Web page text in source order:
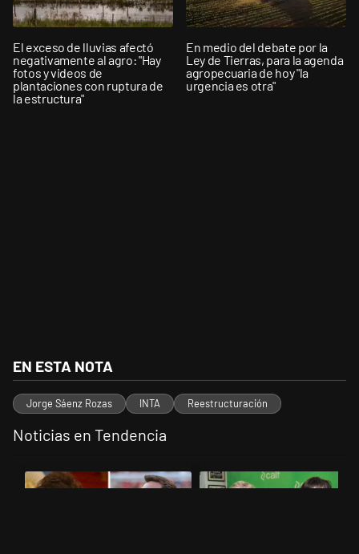
El exceso de lluvias afectó
negativamente al agro: "Hay
fotos y videos de
plantaciones con ruptura de
la estructura"
En medio del debate por la
Ley de Tierras, para la agenda
agropecuaria de hoy "la
urgencia es otra"
EN ESTA NOTA
Jorge Sáenz Rozas INTA Reestructuración
Noticias en Tendencia
Un artículo de tendencia con el título "Milei despidió a Jorge Messi
Un artículo de tendencia con el